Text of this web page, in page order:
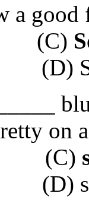
a
(C)
(D)
on
so